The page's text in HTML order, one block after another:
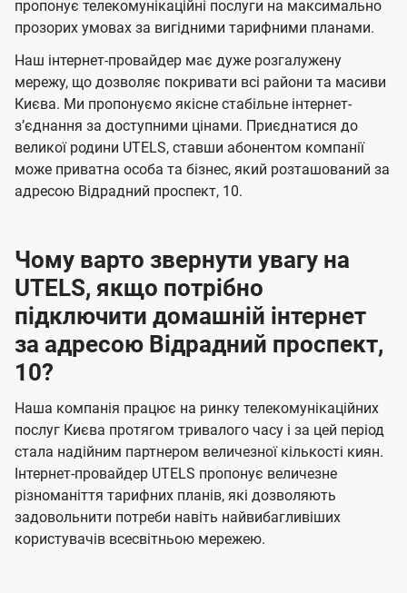
ї
U
t
e
l
s
а
ч
е
н
н
я
а
ч
е
н
н
я
пропонує телекомунікаційні послуги на максимально
прозорих умовах за вигідними тарифними планами.
Наш інтернет-провайдер має дуже розгалужену
мережу, що дозволяє покривати всі райони та масиви
Києва. Ми пропонуємо якісне стабільне інтернет-
зʼєднання за доступними цінами. Приєднатися до
великої родини UTELS, ставши абонентом компанії
може приватна особа та бізнес, який розташований за
адресою Відрадний проспект, 10.
Чому варто звернути увагу на
UTELS, якщо потрібно
підключити домашній інтернет
за адресою Відрадний проспект,
10?
Наша компанія працює на ринку телекомунікаційних
послуг Києва протягом тривалого часу і за цей період
стала надійним партнером величезної кількості киян.
Інтернет-провайдер UTELS пропонує величезне
різноманіття тарифних планів, які дозволяють
задовольнити потреби навіть найвибагливіших
користувачів всесвітньою мережею.